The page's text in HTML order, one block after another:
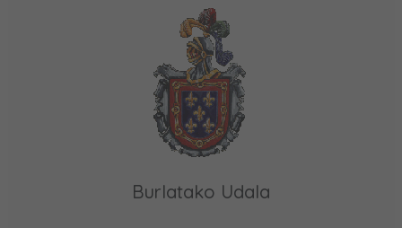
Burlatako Udala